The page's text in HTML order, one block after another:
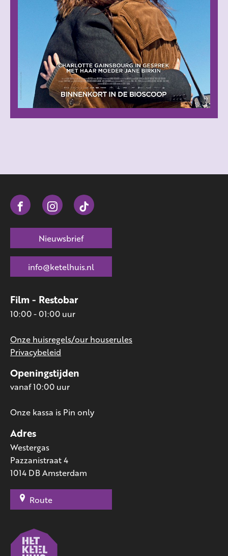
Adres
Westergas
Pazzanistraat 4
1014 DB Amsterdam
Route
Openingstijden
vanaf 10:00 uur
Onze kassa is Pin only
Film - Restobar
10:00 - 01:00 uur
Onze huisregels/our houserules
Privacybeleid
Nieuwsbrief
info@ketelhuis.nl